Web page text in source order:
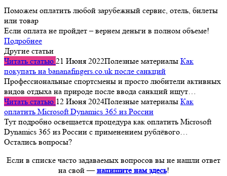
Поможем оплатить любой зарубежный сервис, отель, билеты
или товар
Если оплата не пройдет – вернем деньги в полном объеме!
Подробнее
Другие статьи
Читать статью 21 Июня 2022Полезные материалы Как
покупать на bananafingers.co.uk после санкций
Профессиональные спортсмены и просто любители активных
видов отдыха на природе после ввода санкций ищут…
Читать статью 12 Июня 2024Полезные материалы Как
оплатить Microsoft Dynamics 365 из России
Тут подробно освещается процедура как оплатить Microsoft
Dynamics 365 из России с применением рублёвого…
Остались вопросы?
Если в списке часто задаваемых вопросов вы не нашли ответ
на свой —напишите нам здесь!